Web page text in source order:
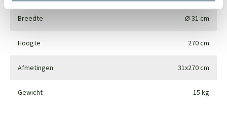
Breedte Ø 31 cm
Hoogte 270 cm
Afmetingen 31x270 cm
Gewicht 15 kg